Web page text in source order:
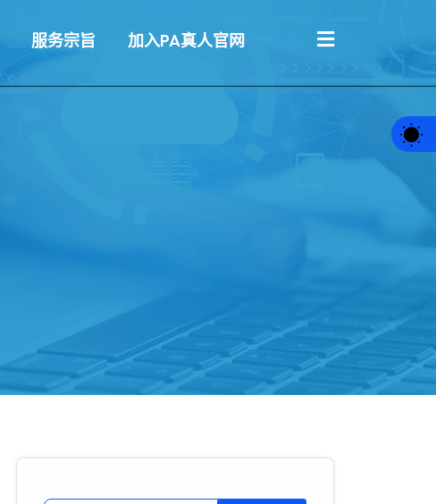
服务宗旨 加入PA真人官网